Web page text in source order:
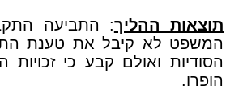
תוצאות ההליך: התביעה
המשפט לא קיבל את טענת
הסודיות ואולם קבע כי זכויות
הופרו.